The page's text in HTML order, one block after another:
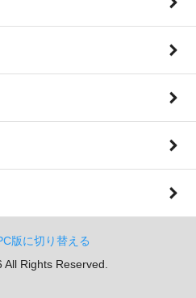
版に切り替える
Rights Reserved.